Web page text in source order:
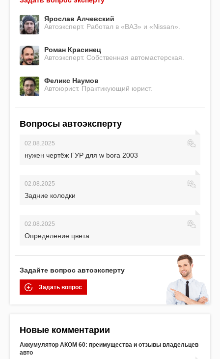
Ярослав Алчевский
Автоэксперт. Работал в «ВАЗ» и «Nissan».
Роман Красинец
Автоэксперт. Собственная автомастерская.
Феликс Наумов
Автоюрист. Практикующий юрист.
Вопросы автоэксперту
02.08.2025
нужен чертёж ГУР для w bora 2003
02.08.2025
Задние колодки
02.08.2025
Определение цвета
Задайте вопрос автоэксперту
Задать вопрос
Новые комментарии
Аккумулятор АКОМ 60: преимущества и отзывы владельцев
авто